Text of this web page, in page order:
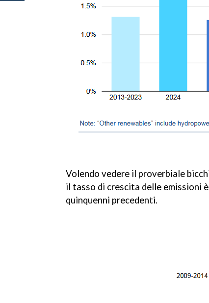
Volendo vedere il proverbiale
il tasso di crescita delle emissioni
quinquenni precedenti.